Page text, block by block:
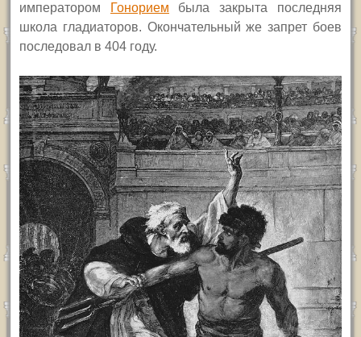
императором
Гонорием была закрыта последняя
школа гладиаторов. Окончательный же запрет боев
последовал в 404 году.